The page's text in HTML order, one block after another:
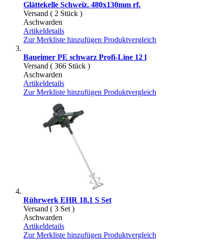
Glättekelle Schweiz. 480x130mm rf.
Versand ( 2 Stück )
Aschwarden
Artikeldetails
Zur Merkliste hinzufügen Produktvergleich
Baueimer PE schwarz Profi-Line 12 l
Versand ( 366 Stück )
Aschwarden
Artikeldetails
Zur Merkliste hinzufügen Produktvergleich
Rührwerk EHR 18.1 S Set
Versand ( 3 Set )
Aschwarden
Artikeldetails
Zur Merkliste hinzufügen Produktvergleich